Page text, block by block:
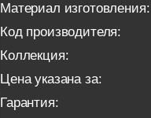
Материал изготовления:
Код производителя:
Коллекция:
Цена указана за:
Гарантия: